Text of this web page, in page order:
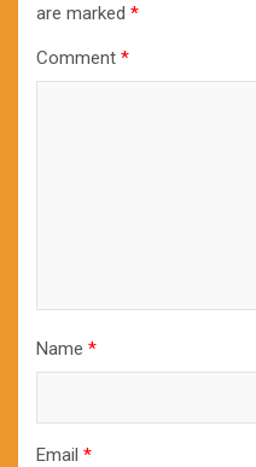
are marked *
Comment *
Name *
Email *